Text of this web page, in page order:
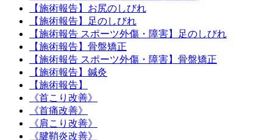
【施術報告】お尻のしびれ
【施術報告】足のしびれ
【施術報告 スポーツ外傷・障害】足のしびれ
【施術報告】骨盤矯正
【施術報告 スポーツ外傷・障害】骨盤矯正
【施術報告】鍼灸
【施術報告】
《首こり改善》
《首痛改善》
《肩こり改善》
《腱鞘炎改善》